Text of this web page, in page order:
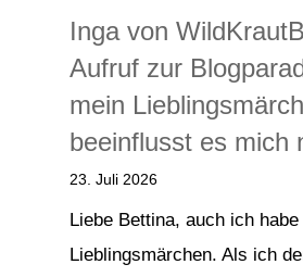
Inga von
Aufruf zur
mein
beeinflusst es mich
23. Juli 2026
Liebe Bettina, auch ich habe
Lieblingsmärchen. Als ich